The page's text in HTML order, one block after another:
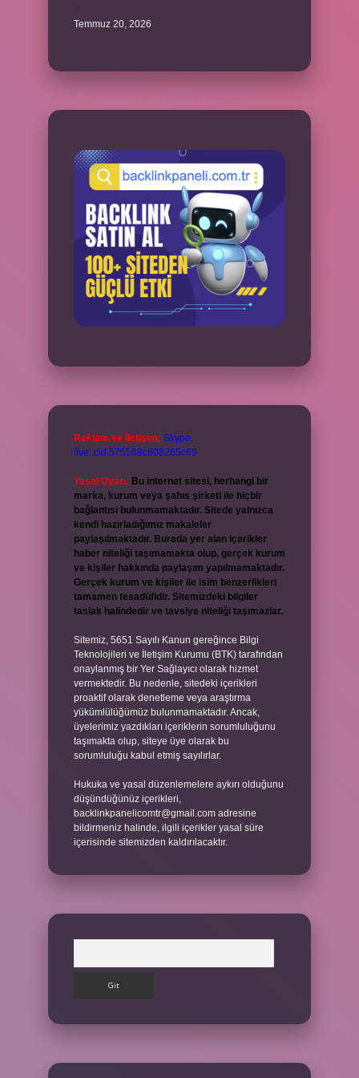
Temmuz 20, 2026
Reklam ve İletişim: Skype:
live:.cid.575569c608265c69
Yasal Uyarı: Bu internet sitesi, herhangi bir
marka, kurum veya şahıs şirketi ile hiçbir
bağlantısı bulunmamaktadır. Sitede yalnızca
kendi hazırladığımız makaleler
paylaşılmaktadır. Burada yer alan içerikler
haber niteliği taşımamakta olup, gerçek kurum
ve kişiler hakkında paylaşım yapılmamaktadır.
Gerçek kurum ve kişiler ile isim benzerlikleri
tamamen tesadüfidir. Sitemizdeki bilgiler
taslak halindedir ve tavsiye niteliği taşımazlar.
Sitemiz, 5651 Sayılı Kanun gereğince Bilgi
Teknolojileri ve İletişim Kurumu (BTK) tarafından
onaylanmış bir Yer Sağlayıcı olarak hizmet
vermektedir. Bu nedenle, sitedeki içerikleri
proaktif olarak denetleme veya araştırma
yükümlülüğümüz bulunmamaktadır. Ancak,
üyelerimiz yazdıkları içeriklerin sorumluluğunu
taşımakta olup, siteye üye olarak bu
sorumluluğu kabul etmiş sayılırlar.
Hukuka ve yasal düzenlemelere aykırı olduğunu
düşündüğünüz içerikleri,
backlinkpanelicomtr@gmail.com adresine
bildirmeniz halinde, ilgili içerikler yasal süre
içerisinde sitemizden kaldırılacaktır.